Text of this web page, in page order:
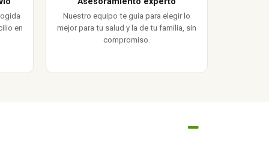
en
Nuestro equipo te guía para elegir lo
mejor para tu salud y la de tu familia, sin
compromiso.